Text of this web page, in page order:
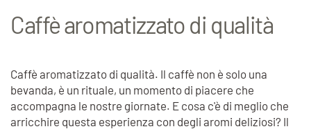
Caffè aromatizzato di qualità
Caffè aromatizzato di qualità. Il caffè non è solo una
bevanda, è un rituale, un momento di piacere che
accompagna le nostre giornate. E cosa c'è di meglio che
arricchire questa esperienza con degli aromi deliziosi? Il